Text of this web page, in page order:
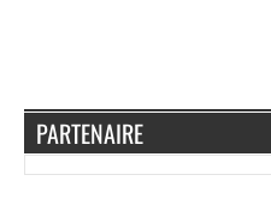
PARTENAIRE